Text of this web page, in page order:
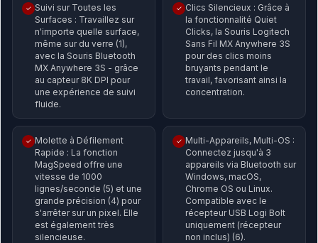
✓ Suivi sur Toutes les
Surfaces : Travaillez sur
n'importe quelle surface,
même sur du verre (1),
avec la Souris Bluetooth
MX Anywhere 3S - grâce
au capteur 8K DPI pour
une expérience de suivi
fluide.
✓ Clics Silencieux : Grâce à
la fonctionnalité Quiet
Clicks, la Souris Logitech
Sans Fil MX Anywhere 3S
pour des clics moins
bruyants pendant le
travail, favorisant ainsi la
concentration.
✓ Molette à Défilement
Rapide : La fonction
MagSpeed offre une
vitesse de 1000
lignes/seconde (5) et une
grande précision (4) pour
s'arrêter sur un pixel. Elle
est également très
silencieuse.
✓ Multi-Appareils, Multi-OS :
Connectez jusqu'à 3
appareils via Bluetooth sur
Windows, macOS,
Chrome OS ou Linux.
Compatible avec le
récepteur USB Logi Bolt
uniquement (récepteur
non inclus) (6).